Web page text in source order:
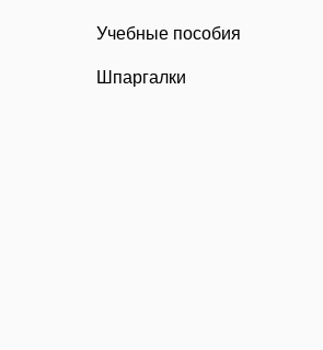
Учебные пособия
Шпаргалки